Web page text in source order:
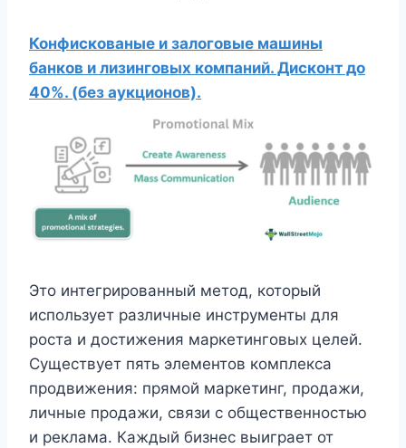
Конфискованые и залоговые машины
банков и лизинговых компаний. Дисконт до
40%. (без аукционов).
Это интегрированный метод, который
использует различные инструменты для
роста и достижения маркетинговых целей.
Существует пять элементов комплекса
продвижения: прямой маркетинг, продажи,
личные продажи, связи с общественностью
и реклама. Каждый бизнес выиграет от